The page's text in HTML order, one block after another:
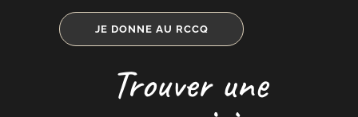
JE DONNE AU RCCQ
Trouver une